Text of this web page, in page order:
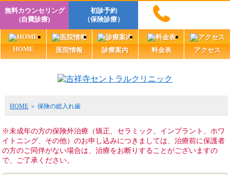
無料カウンセリング
(自費診療)
初診予約
（保険診療）
HOME 医院情報 診療案内 料金表 アクセス
HOME 保険の総入れ歯
※未成年の方の保険外治療（矯正、セラミック、インプラント、ホワ
イトニング、その他）のお申し込みにつきましては、治療前に保護者
の方のご同伴がない場合は、治療をお断りすることがございますの
で、ご了承ください。